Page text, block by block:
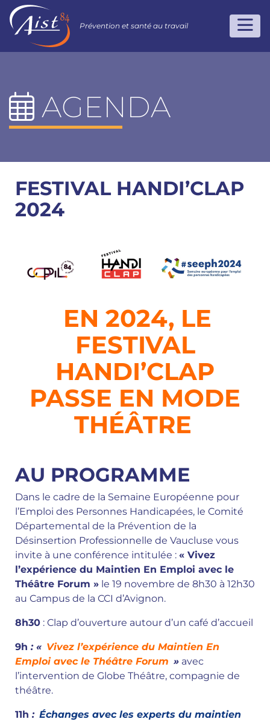
Prévention et santé au travail
AGENDA
FESTIVAL HANDI’CLAP
2024
EN 2024, LE
FESTIVAL
HANDI’CLAP
PASSE EN MODE
THÉÂTRE
AU PROGRAMME
Dans le cadre de la Semaine Européenne pour
l’Emploi des Personnes Handicapées, le Comité
Départemental de la Prévention de la
Désinsertion Professionnelle de Vaucluse vous
invite à une conférence intitulée : « Vivez
l’expérience du Maintien En Emploi avec le
Théâtre Forum » le 19 novembre de 8h30 à 12h30
au Campus de la CCI d’Avignon.
8h30 : Clap d’ouverture autour d’un café d’accueil
9h : « Vivez l’expérience du Maintien En
Emploi avec le Théâtre Forum » avec
l’intervention de Globe Théâtre, compagnie de
théâtre.
11h : Échanges avec les experts du maintien